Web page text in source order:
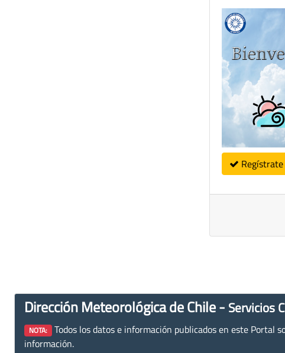
Regístrate
Dirección Meteorológica de Chile - Servicios
NOTA: Todos los datos e información publicados en este Portal
información.